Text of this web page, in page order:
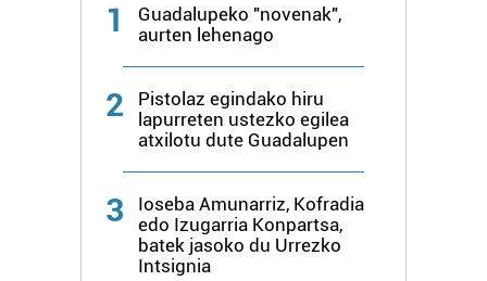
1
Guadalupeko "novenak",
aurten lehenago
2
Pistolaz egindako hiru
lapurreten ustezko egilea
atxilotu dute Guadalupen
3
Ioseba Amunarriz, Kofradia
edo Izugarria Konpartsa,
batek jasoko du Urrezko
Intsignia